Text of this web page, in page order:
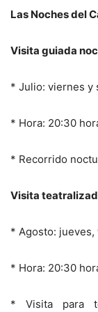
Las Noches del
Visita guiada
* Julio: viernes y
* Hora: 20:30
* Recorrido
Visita
* Agosto: jueves,
* Hora: 20:30
* Visita para